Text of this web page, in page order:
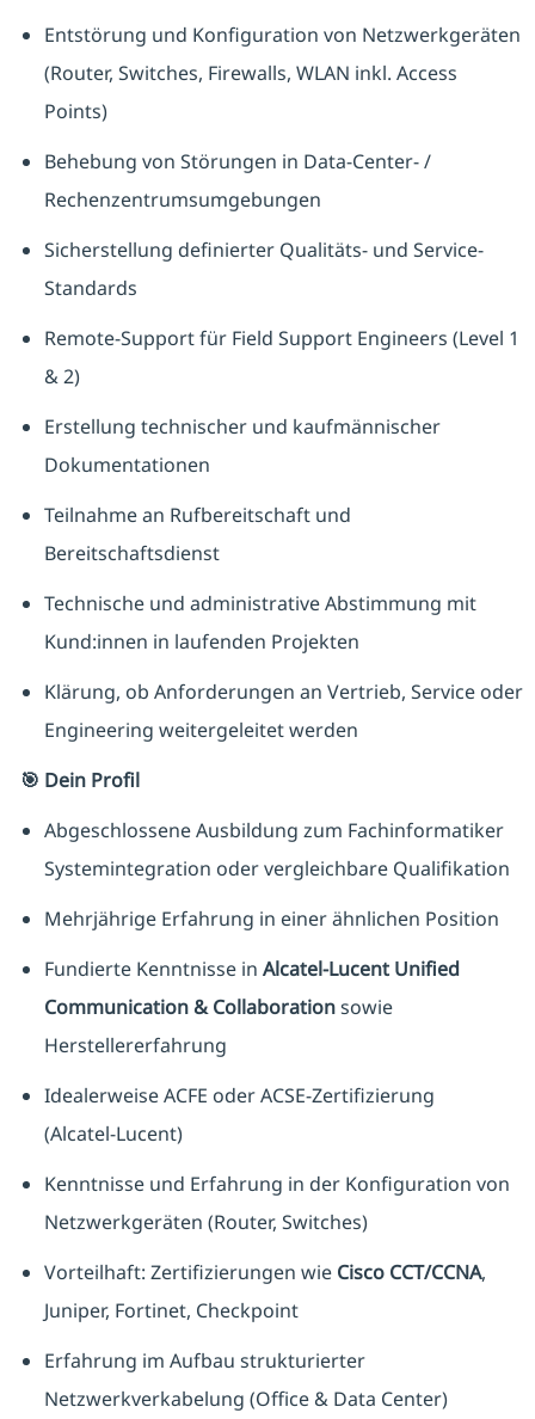
Entstörung und Konfiguration von Netzwerkgeräten
(Router, Switches, Firewalls, WLAN inkl. Access
Points)
Behebung von Störungen in Data‑Center‑ /
Rechenzentrumsumgebungen
Sicherstellung definierter Qualitäts- und Service-
Standards
Remote-Support für Field Support Engineers (Level 1
& 2)
Erstellung technischer und kaufmännischer
Dokumentationen
Teilnahme an Rufbereitschaft und
Bereitschaftsdienst
Technische und administrative Abstimmung mit
Kund:innen in laufenden Projekten
Klärung, ob Anforderungen an Vertrieb, Service oder
Engineering weitergeleitet werden
🎯 Dein Profil
Abgeschlossene Ausbildung zum Fachinformatiker
Systemintegration oder vergleichbare Qualifikation
Mehrjährige Erfahrung in einer ähnlichen Position
Fundierte Kenntnisse in Alcatel‑Lucent Unified
Communication & Collaborationsowie
Herstellererfahrung
Idealerweise ACFE oder ACSE‑Zertifizierung
(Alcatel‑Lucent)
Kenntnisse und Erfahrung in der Konfiguration von
Netzwerkgeräten (Router, Switches)
Vorteilhaft: Zertifizierungen wie Cisco CCT/CCNA,
Juniper, Fortinet, Checkpoint
Erfahrung im Aufbau strukturierter
Netzwerkverkabelung (Office & Data Center)